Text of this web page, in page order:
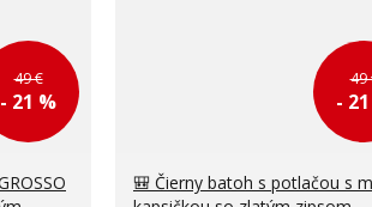
49 €
- 21 %
49
-
🎒 Čierny batoh s potlačou s